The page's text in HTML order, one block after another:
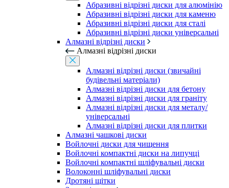
Абразивні відрізні диски для алюмінію
Абразивні відрізні диски для каменю
Абразивні відрізні диски для сталі
Абразивні відрізні диски універсальні
Алмазні відрізні диски
Алмазні відрізні диски
Алмазні відрізні диски (звичайні
будівельні матеріали)
Алмазні відрізні диски для бетону
Алмазні відрізні диски для граніту
Алмазні відрізні диски для металу/
універсальні
Алмазні відрізні диски для плитки
Алмазні чашкові диски
Войлочні диски для чищення
Войлочні компактні диски на липучці
Войлочні компактні шліфувальні диски
Волоконні шліфувальні диски
Дротяні щітки